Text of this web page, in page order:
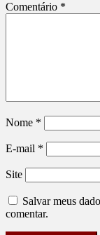
Comentário *
Nome *
E-mail *
Site
Salvar meus
comentar.